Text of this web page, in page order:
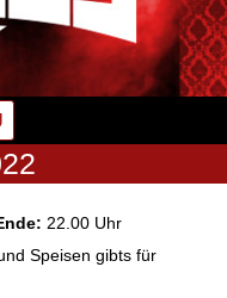
22.00 Uhr
Speisen gibts für